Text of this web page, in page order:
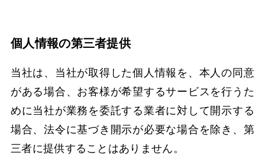
News
Contact
個人情報の第三者提供
当社は、当社が取得した個人情報を、本人の同意
がある場合、お客様が希望するサービスを行うた
めに当社が業務を委託する業者に対して開示する
場合、法令に基づき開示が必要な場合を除き、第
三者に提供することはありません。